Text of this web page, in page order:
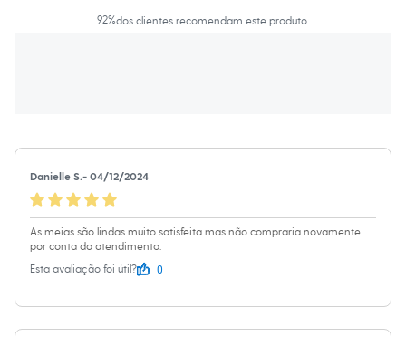
Camisas
Camisetas e Regatas
Casacos e Jaquetas
Jeans
Polos
Acessórios
Bolsas e Mochilas
Chapéus e Bonés
Carteiras
Óculos
92%dos clientes recomendam este produto
Danielle S.- 04/12/2024
As meias são lindas muito satisfeita mas não compraria novamente
por conta do atendimento.
Esta avaliação foi útil?
0